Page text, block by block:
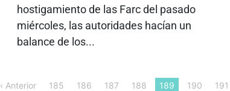
hostigamiento de las Farc del pasado
miércoles, las autoridades hacían un
balance de los...
‹ Anterior 185 186 187 188 189 190 191